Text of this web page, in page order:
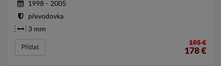
1998 - 2005
převodovka
3 mm
Přídat
195 €
178 €